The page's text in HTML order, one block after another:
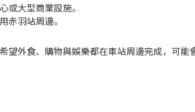
或大型商業設施。
赤羽站周邊。
望外食、購物與娛樂都在車站周邊完成，可能